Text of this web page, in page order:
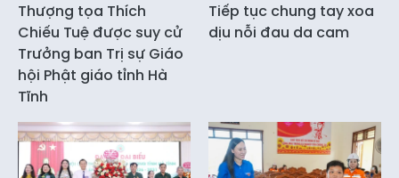
Thượng tọa Thích
Chiếu Tuệ được suy cử
Trưởng ban Trị sự Giáo
hội Phật giáo tỉnh Hà
Tĩnh
Tiếp tục chung tay xoa
dịu nỗi đau da cam